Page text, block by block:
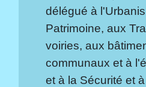
délégué à
Patrimoine, aux
voiries, aux
communaux et à
et à la Sécurité et